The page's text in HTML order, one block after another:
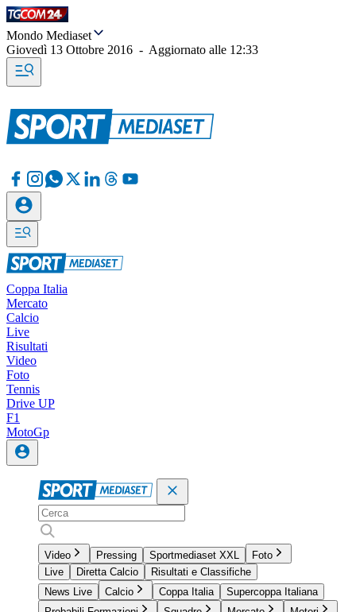
Mondo Mediaset
Giovedì 13 Ottobre 2016 - Aggiornato alle 12:33
Coppa Italia
Mercato
Calcio
Live
Risultati
Video
Foto
Tennis
Drive UP
F1
MotoGp
Video Pressing Sportmediaset XXL
Foto
Live
Diretta Calcio
Risultati e Classifiche
News Live
Calcio Coppa Italia
Supercoppa Italiana